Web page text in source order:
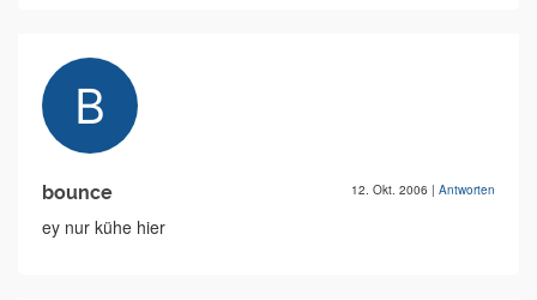
bounce 12. Okt. 2006 | Antworten
ey nur kühe hier